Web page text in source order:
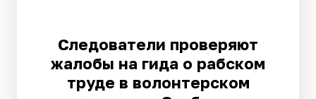
Следователи проверяют
жалобы на гида о рабском
труде в волонтерском